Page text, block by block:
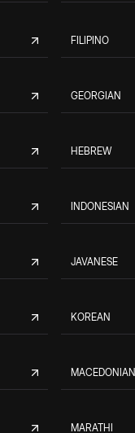
FILIPINO
GEORGIAN
HEBREW
INDONESIAN
JAVANESE
KOREAN
MACEDONIAN
MARATHI